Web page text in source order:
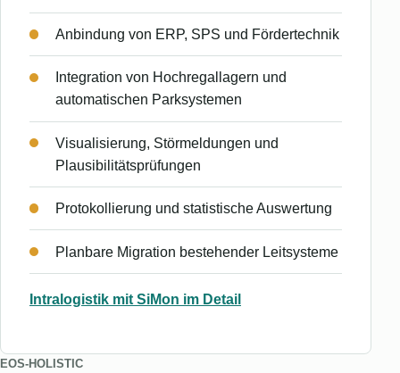
Anbindung von ERP, SPS und Fördertechnik
Integration von Hochregallagern und
automatischen Parksystemen
Visualisierung, Störmeldungen und
Plausibilitätsprüfungen
Protokollierung und statistische Auswertung
Planbare Migration bestehender Leitsysteme
Intralogistik mit SiMon im Detail
EOS-HOLISTIC